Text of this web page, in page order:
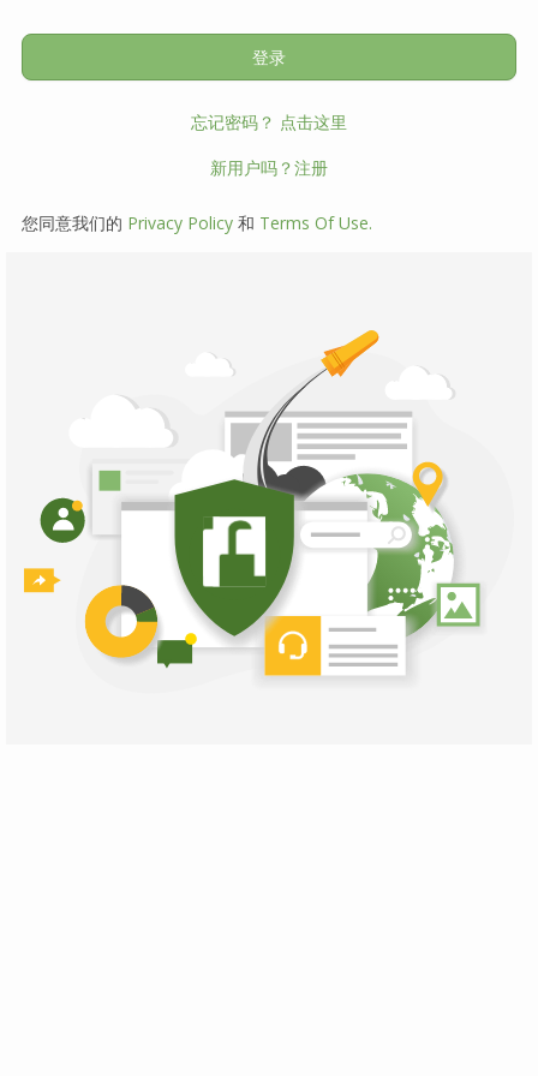
忘记密码？ 点击这里
新用户吗？注册
您同意我们的 Privacy Policy 和 Terms Of Use.